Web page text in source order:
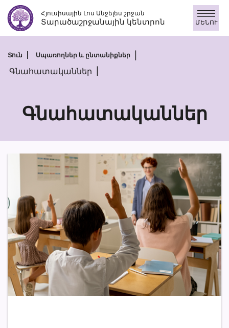
Անցնել
բովանդակությանըՀյուսիսային Լոս Անջելես շրջան
Տարածաշրջանային կենտրոն ՄԵՆՈՒ
Տուն Սպառողներ և ընտանիքներ
Գնահատականներ
Գնահատականներ